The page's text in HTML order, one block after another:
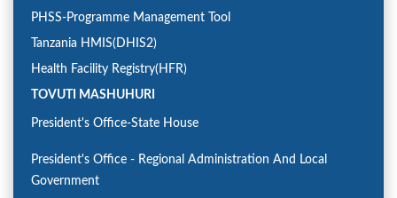
PHSS-Programme Management Tool
Tanzania HMIS(DHIS2)
Health Facility Registry(HFR)
TOVUTI MASHUHURI
President's Office-State House
President's Office - Regional Administration And Local
Government